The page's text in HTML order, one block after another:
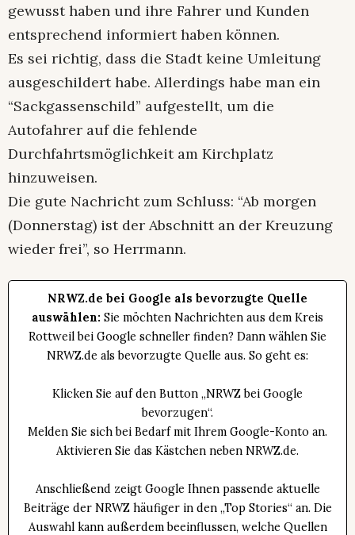
gewusst haben und ihre Fahrer und Kunden
entsprechend informiert haben können.
Es sei richtig, dass die Stadt keine Umleitung
ausgeschildert habe. Allerdings habe man ein
“Sackgassenschild” aufgestellt, um die
Autofahrer auf die fehlende
Durchfahrtsmöglichkeit am Kirchplatz
hinzuweisen.
Die gute Nachricht zum Schluss: “Ab morgen
(Donnerstag) ist der Abschnitt an der Kreuzung
wieder frei”, so Herrmann.
NRWZ.de bei Google als bevorzugte Quelle
auswählen: Sie möchten Nachrichten aus dem Kreis
Rottweil bei Google schneller finden? Dann wählen Sie
NRWZ.de als bevorzugte Quelle aus. So geht es:
Klicken Sie auf den Button „NRWZ bei Google
bevorzugen“.
Melden Sie sich bei Bedarf mit Ihrem Google-Konto an.
Aktivieren Sie das Kästchen neben NRWZ.de.
Anschließend zeigt Google Ihnen passende aktuelle
Beiträge der NRWZ häufiger in den „Top Stories“ an. Die
Auswahl kann außerdem beeinflussen, welche Quellen